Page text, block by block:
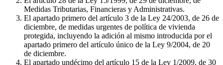
Medidas Tributarias, Financieras y Administrativas.
El apartado primero del artículo 3 de la Ley 24/2003, de 26 de
diciembre, de medidas urgentes de política de vivienda
protegida, incluyendo la adición al mismo introducida por el
apartado primero del artículo único de la Ley 9/2004, de 20
de diciembre.
El apartado undécimo del artículo 15 de la Ley 1/2009, de 30